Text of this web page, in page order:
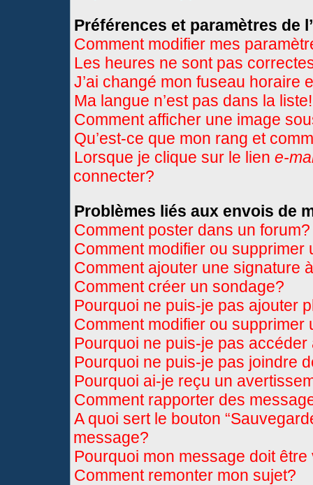
Préférences et paramètres de
Comment modifier mes
Les heures ne sont pas
J’ai changé mon fuseau horaire
Ma langue n’est pas dans la liste!
Comment afficher une image
Qu’est-ce que mon rang et
Lorsque je clique sur le lien e-
connecter?
Problèmes liés aux envois de
Comment poster dans un forum?
Comment modifier ou supprimer
Comment ajouter une signature
Comment créer un sondage?
Pourquoi ne puis-je pas ajouter
Comment modifier ou supprimer
Pourquoi ne puis-je pas accéder
Pourquoi ne puis-je pas joindre
Pourquoi ai-je reçu un
Comment rapporter des
A quoi sert le bouton
message?
Pourquoi mon message doit être
Comment remonter mon sujet?